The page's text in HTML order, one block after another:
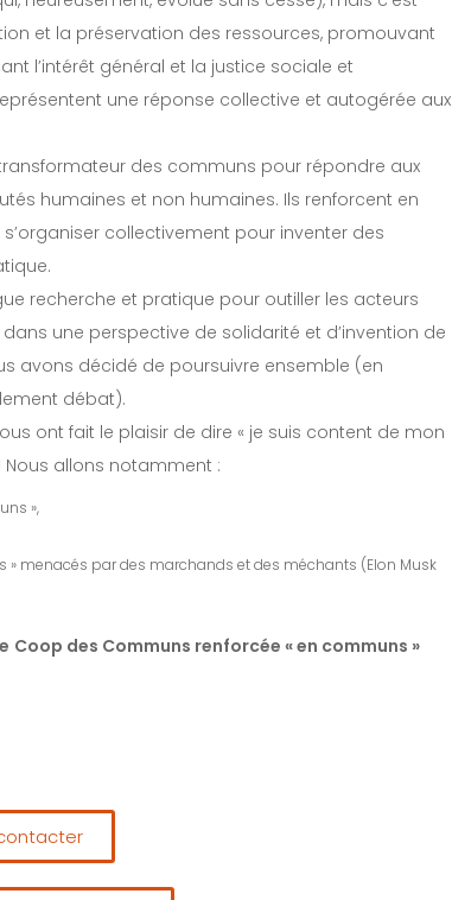
et la préservation des ressources, promouvant
l’intérêt général et la justice sociale et
une réponse collective et autogérée aux
des communs pour répondre aux
humaines et non humaines. Ils renforcent en
collectivement pour inventer des
recherche et pratique pour outiller les acteurs
une perspective de solidarité et d’invention de
avons décidé de poursuivre ensemble (en
débat).
ont fait le plaisir de dire « je suis content de mon
Nous allons notamment :
»,
menacés par des marchands et des méchants (Elon Musk
Coop des Communs renforcée « en communs »